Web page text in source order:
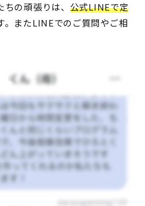
の頑張りは、 公式LINEで定
。またLINEでのご質問やご相